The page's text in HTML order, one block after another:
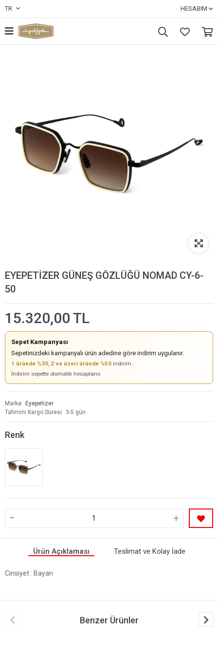
TR HESABIM
EYEPETİZER GÜNEŞ GÖZLÜĞÜ NOMAD CY-6-
50
15.320,00 TL
Sepet Kampanyası
Sepetinizdeki kampanyalı ürün adedine göre indirim uygulanır.
1 üründe %30, 2 ve üzeri üründe %50 indirim.
İndirim sepette otomatik hesaplanır.
Marka
Eyepetizer
Tahmini Kargo Süresi
3-5 gün
Renk
- +
Ürün Açıklaması Teslimat ve Kolay İade
Cinsiyet : Bayan
Benzer Ürünler